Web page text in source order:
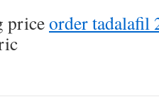
priceorder tadalafil